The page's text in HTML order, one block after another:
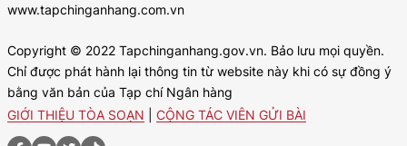
www.tapchinganhang.com.vn
Copyright © 2022 Tapchinganhang.gov.vn. Bảo lưu mọi quyền.
Chỉ được phát hành lại thông tin từ website này khi có sự đồng ý
bằng văn bản của Tạp chí Ngân hàng
GIỚI THIỆU TÒA SOẠN
CỘNG TÁC VIÊN GỬI BÀI